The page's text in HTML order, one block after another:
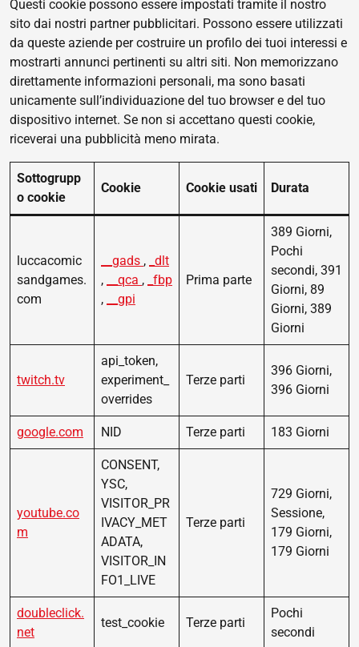
Questi cookie possono essere impostati tramite il nostro
sito dai nostri partner pubblicitari. Possono essere utilizzati
da queste aziende per costruire un profilo dei tuoi interessi e
mostrarti annunci pertinenti su altri siti. Non memorizzano
direttamente informazioni personali, ma sono basati
unicamente sull’individuazione del tuo browser e del tuo
dispositivo internet. Se non si accettano questi cookie,
riceverai una pubblicità meno mirata.
Sottogrupp
o cookie
Cookie Cookie usati Durata
luccacomic
sandgames.
com
__gads , _dlt
,
__qca , _fbp
,
__gpi
Prima parte
389 Giorni,
Pochi
secondi, 391
Giorni, 89
Giorni, 389
Giorni
twitch.tv
api_token,
experiment_
overrides
Terze parti
396 Giorni,
396 Giorni
google.com NID Terze parti 183 Giorni
youtube.co
m
CONSENT,
YSC,
VISITOR_PR
IVACY_MET
ADATA,
VISITOR_IN
FO1_LIVE
Terze parti
729 Giorni,
Sessione,
179 Giorni,
179 Giorni
doubleclick.
net
test_cookie Terze parti
Pochi
secondi